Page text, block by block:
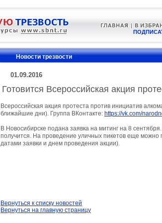
Новости трезвости
01.09.2016
Готовится Всероссийская акция
Всероссийская акция протеста против инициатив
ближайшие дни). Группа ВКонтакте: https://vk.com/
В Новосибирске подана заявка на митинг на 8
получится. На проведение уличных пикетов еще
датами заявки и днем проведения акции).
Вернуться к списку новостей
Вернуться на главную страницу